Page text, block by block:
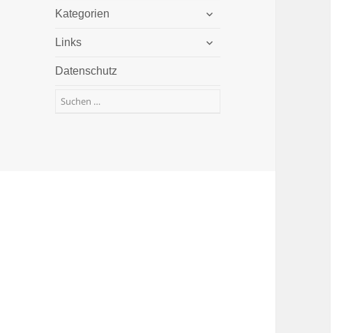
Kategorien
untermenü
Links
untermenü
Datenschutz
Suchen